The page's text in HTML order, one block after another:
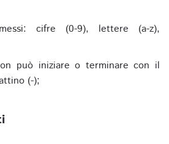
cifre (0-9), lettere (a-z),
può iniziare o terminare con il
(-);